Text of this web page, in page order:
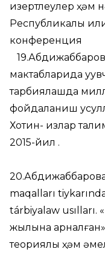
изертлеулер ҳәм
Республикалық
конференция
мактабларида
тарбиялашда
фойдаланиш
Хотин- қизлар
2015-йил .
maqalları
tárbiyalaw usılları.
жылына
теориялық ҳәм